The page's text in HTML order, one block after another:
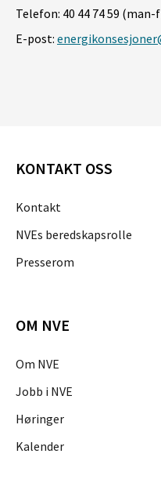
Telefon: 40 44 74 59 (man-
E-post:
KONTAKT OSS
Kontakt
NVEs beredskapsrolle
Presserom
OM NVE
Om NVE
Jobb i NVE
Høringer
Kalender